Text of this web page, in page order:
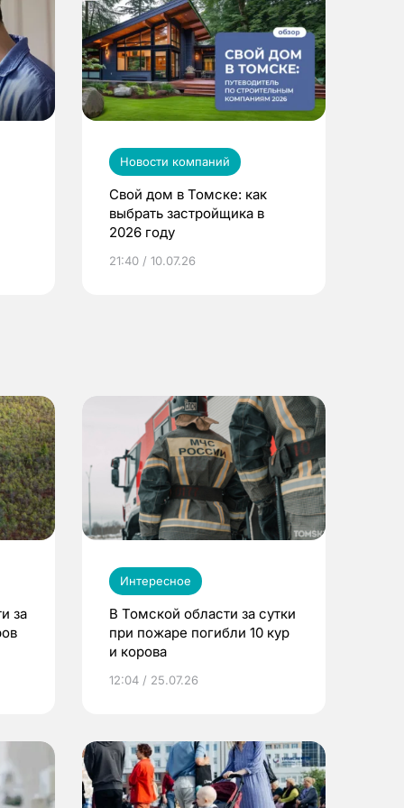
Новости компаний
Свой дом в Томске: как
выбрать застройщика в
2026 году
21:40 / 10.07.26
за
Интересное
В Томской области за сутки
при пожаре погибли 10 кур
и корова
12:04 / 25.07.26